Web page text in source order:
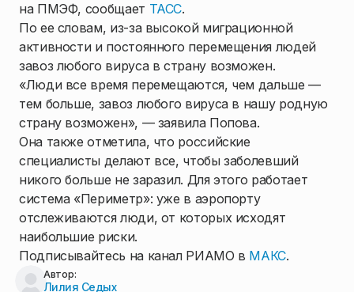
на ПМЭФ, сообщает ТАСС.
По ее словам, из-за высокой миграционной
активности и постоянного перемещения людей
завоз любого вируса в страну возможен.
«Люди все время перемещаются, чем дальше —
тем больше, завоз любого вируса в нашу родную
страну возможен», — заявила Попова.
Она также отметила, что российские
специалисты делают все, чтобы заболевший
никого больше не заразил. Для этого работает
система «Периметр»: уже в аэропорту
отслеживаются люди, от которых исходят
наибольшие риски.
Подписывайтесь на канал РИАМО в МАКС.
Автор:
Лилия Седых